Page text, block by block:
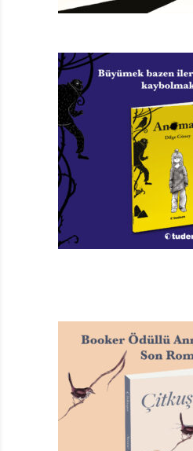
yukarı bakmaya mecbur eder
dünyadan bir başka dünyaya
yazılmış bir kitap. Sunduğu
astronomiye azıcık ilgisi
türden. Boynunuza bir şal
galerilerini gezerek
bulunun. Ardından İşte Bunlar
kendinizi ne kadar komik
görerek kahrolun. Evet,
Önce bu kitabı okuyun ve
duruma düşürmekten
sığmayan, altı yıl içinde on
kötü çocuğu Caravaggio ile
“şekli bozuk inci” anlamına
sözcüğünden türediğini
neden yaptıkları konusunda